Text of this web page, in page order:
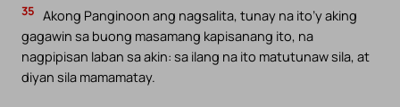
35 Akong Panginoon ang nagsalita, tunay na ito’y aking
gagawin sa buong masamang kapisanang ito, na
nagpipisan laban sa akin: sa ilang na ito matutunaw sila, at
diyan sila mamamatay.